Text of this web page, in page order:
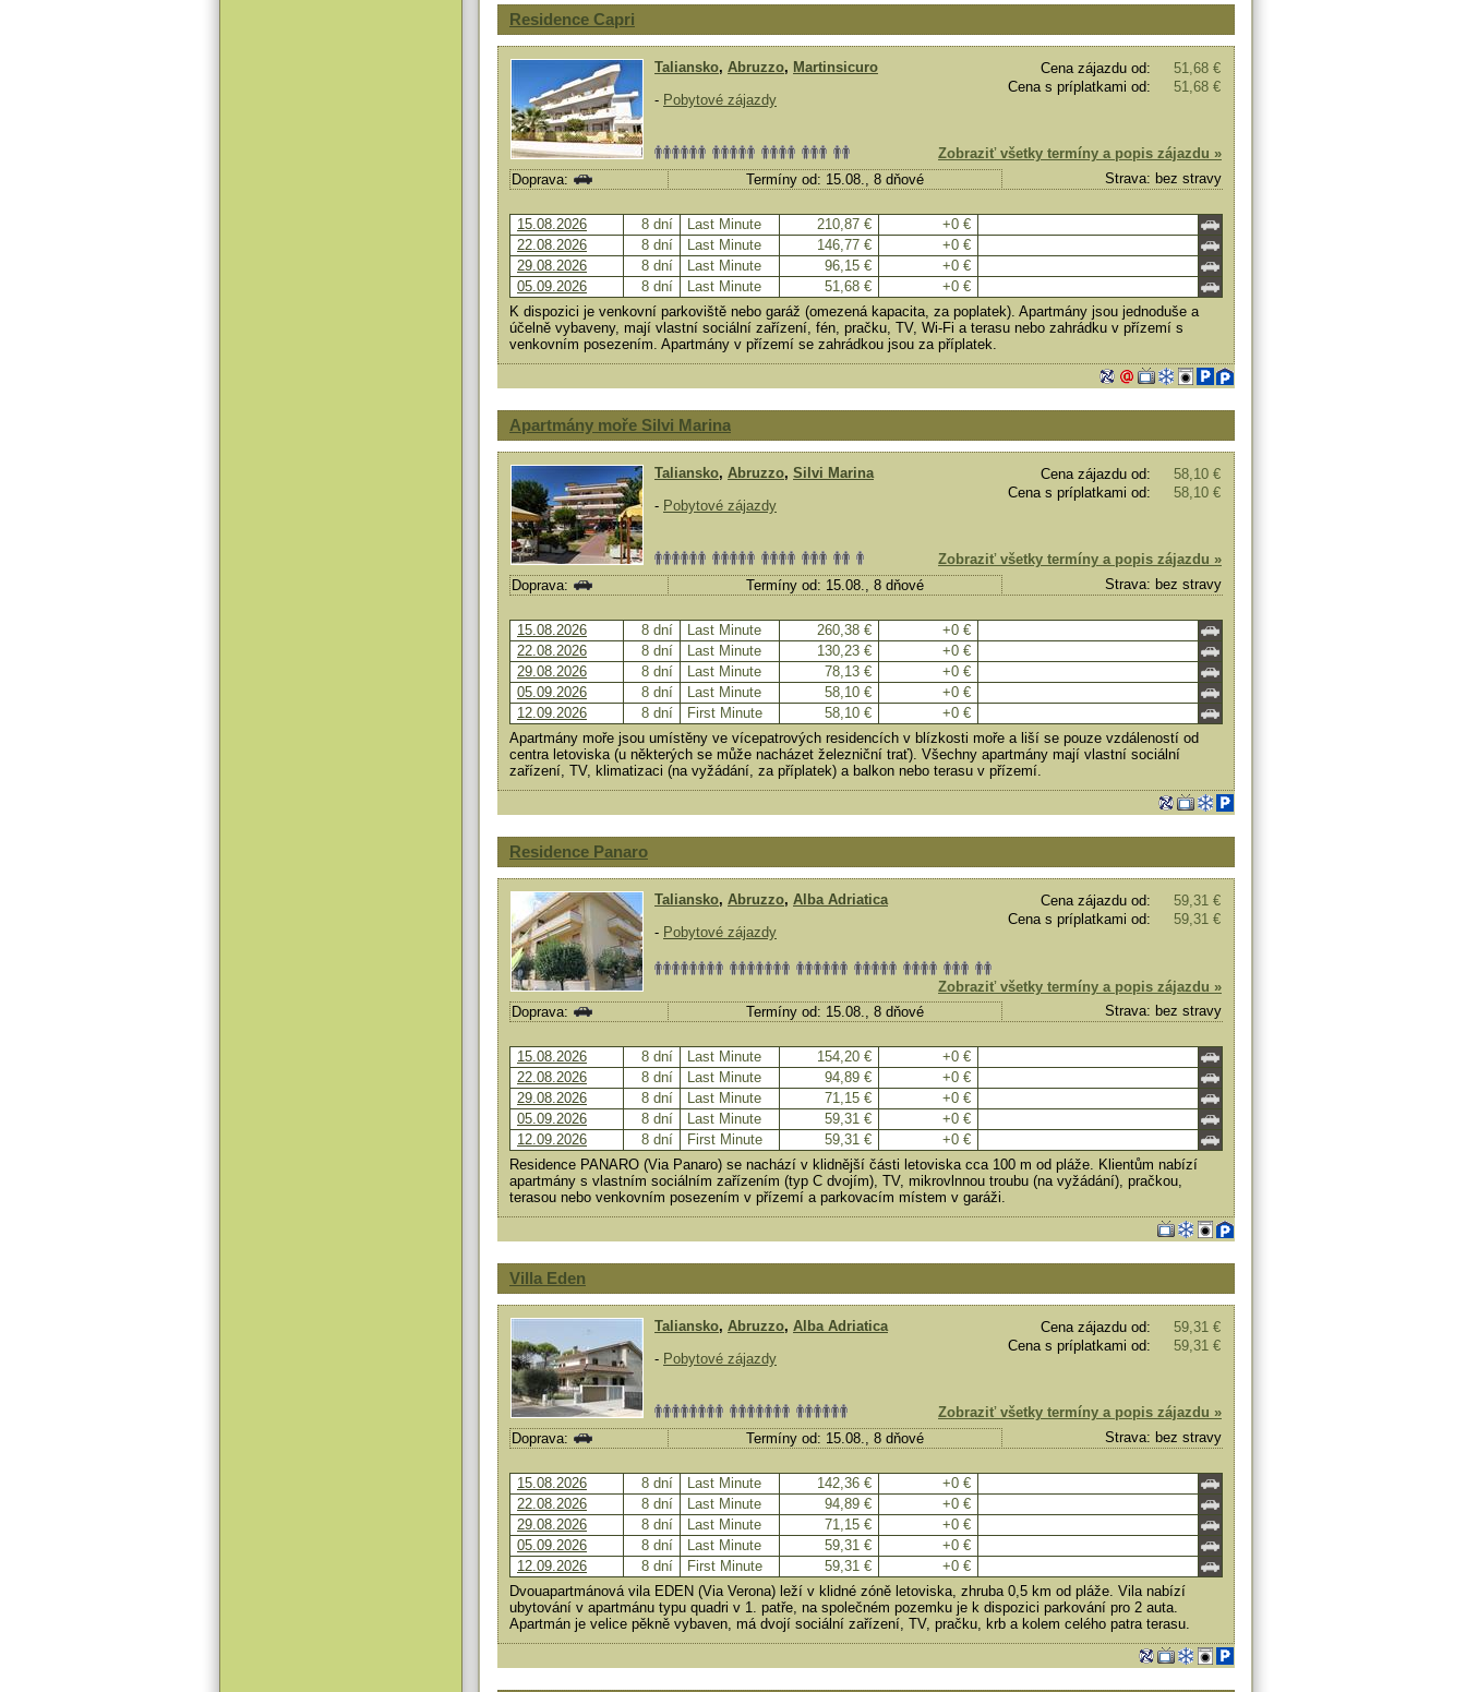
Residence Capri
Cena zájazdu od:
51,68 €
Cena s príplatkami od:
51,68 €
Taliansko, Abruzzo, Martinsicuro
- Pobytové zájazdy
Zobraziť všetky termíny a popis zájazdu »
Doprava:
Termíny od: 15.08., 8 dňové Strava: bez stravy
15.08.2026 8 dní Last Minute 210,87 €
+0 €
22.08.2026
8 dní Last Minute 146,77 €
+0 €
29.08.2026
8 dní Last Minute 96,15 €
+0 €
05.09.2026
8 dní Last Minute 51,68 €
+0 €
K dispozici je venkovní parkoviště nebo garáž (omezená kapacita, za poplatek). Apartmány jsou jednoduše a
účelně vybaveny, mají vlastní sociální zařízení, fén, pračku, TV, Wi-Fi a terasu nebo zahrádku v přízemí s
venkovním posezením. Apartmány v přízemí se zahrádkou jsou za příplatek.
Apartmány moře Silvi Marina
Cena zájazdu od:
58,10 €
Cena s príplatkami od:
58,10 €
Taliansko, Abruzzo, Silvi Marina
- Pobytové zájazdy
Zobraziť všetky termíny a popis zájazdu »
Doprava:
Termíny od: 15.08., 8 dňové Strava: bez stravy
15.08.2026 8 dní Last Minute 260,38 €
+0 €
22.08.2026
8 dní Last Minute 130,23 €
+0 €
29.08.2026
8 dní Last Minute 78,13 €
+0 €
05.09.2026
8 dní Last Minute 58,10 €
+0 €
12.09.2026
8 dní First Minute 58,10 €
+0 €
Apartmány moře jsou umístěny ve vícepatrových residencích v blízkosti moře a liší se pouze vzdáleností od
centra letoviska (u některých se může nacházet železniční trať). Všechny apartmány mají vlastní sociální
zařízení, TV, klimatizaci (na vyžádání, za příplatek) a balkon nebo terasu v přízemí.
Residence Panaro
Cena zájazdu od:
59,31 €
Cena s príplatkami od:
59,31 €
Taliansko, Abruzzo, Alba Adriatica
- Pobytové zájazdy
Zobraziť všetky termíny a popis zájazdu »
Doprava:
Termíny od: 15.08., 8 dňové Strava: bez stravy
15.08.2026 8 dní Last Minute 154,20 €
+0 €
22.08.2026
8 dní Last Minute 94,89 €
+0 €
29.08.2026
8 dní Last Minute 71,15 €
+0 €
05.09.2026
8 dní Last Minute 59,31 €
+0 €
12.09.2026
8 dní First Minute 59,31 €
+0 €
Residence PANARO (Via Panaro) se nachází v klidnější části letoviska cca 100 m od pláže. Klientům nabízí
apartmány s vlastním sociálním zařízením (typ C dvojím), TV, mikrovlnnou troubu (na vyžádání), pračkou,
terasou nebo venkovním posezením v přízemí a parkovacím místem v garáži.
Villa Eden
Cena zájazdu od:
59,31 €
Cena s príplatkami od:
59,31 €
Taliansko, Abruzzo, Alba Adriatica
- Pobytové zájazdy
Zobraziť všetky termíny a popis zájazdu »
Doprava:
Termíny od: 15.08., 8 dňové Strava: bez stravy
15.08.2026 8 dní Last Minute 142,36 €
+0 €
22.08.2026
8 dní Last Minute 94,89 €
+0 €
29.08.2026
8 dní Last Minute 71,15 €
+0 €
05.09.2026
8 dní Last Minute 59,31 €
+0 €
12.09.2026
8 dní First Minute 59,31 €
+0 €
Dvouapartmánová vila EDEN (Via Verona) leží v klidné zóně letoviska, zhruba 0,5 km od pláže. Vila nabízí
ubytování v apartmánu typu quadri v 1. patře, na společném pozemku je k dispozici parkování pro 2 auta.
Apartmán je velice pěkně vybaven, má dvojí sociální zařízení, TV, pračku, krb a kolem celého patra terasu.